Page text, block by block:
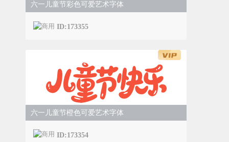
六一儿童节彩色可爱艺术字体
ID:173355
六一儿童节橙色可爱艺术字体
ID:173354